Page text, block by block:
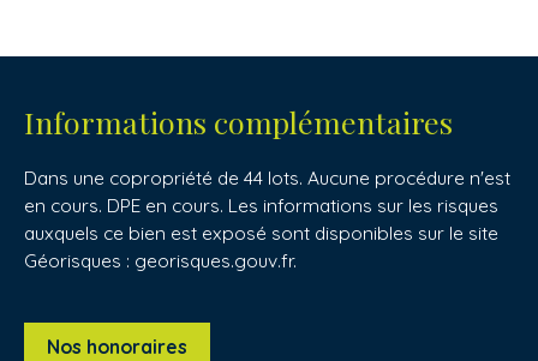
Informations complémentaires
Dans une copropriété de 44 lots. Aucune procédure n'est
en cours. DPE en cours. Les informations sur les risques
auxquels ce bien est exposé sont disponibles sur le site
Géorisques : georisques.gouv.fr.
Nos honoraires